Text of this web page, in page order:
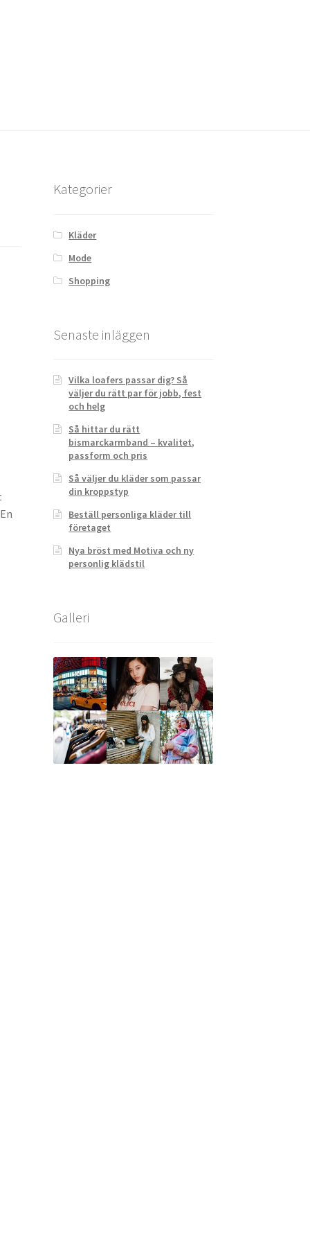
Kategorier
Kläder
Mode
Shopping
Senaste inläggen
Vilka loafers passar dig? Så
väljer du rätt par för jobb, fest
och helg
Så hittar du rätt
bismarckarmband – kvalitet,
passform och pris
Så väljer du kläder som passar
din kroppstyp
Beställ personliga kläder till
företaget
Nya bröst med Motiva och ny
personlig klädstil
Galleri